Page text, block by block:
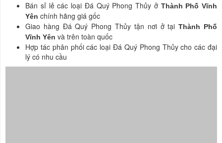
Bán sỉ lẻ các loại Đá Quý Phong Thủy ở Thành Phố Vĩnh
Yên chính hãng giá gốc
Giao hàng Đá Quý Phong Thủy tận nơi ở tạiThành Phố
Vĩnh Yên và trên toàn quốc
Hợp tác phân phối các loại Đá Quý Phong Thủy cho các đại
lý có nhu cầu